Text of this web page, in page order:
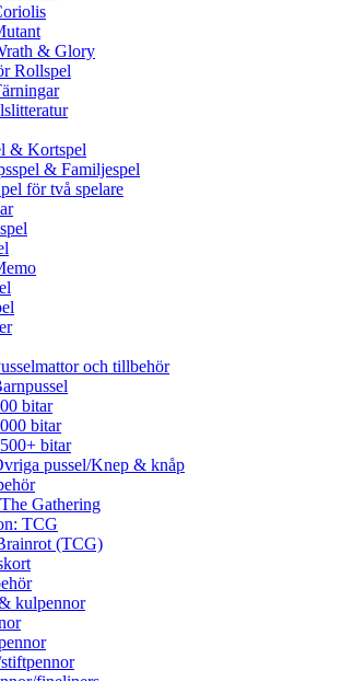
& Glory
Rollspel
& Kortspel
& Familjespel
för två spelare
och tillbehör
bitar
bitar
bitar
pussel/Knep & knåp
Gathering
TCG
(TCG)
kulpennor